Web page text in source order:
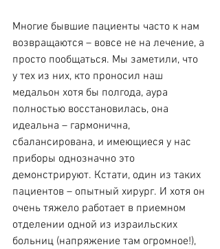
Многие бывшие пациенты часто к нам
возвращаются – вовсе не на лечение, а
просто пообщаться. Мы заметили, что
у тех из них, кто проносил наш
медальон хотя бы полгода, аура
полностью восстановилась, она
идеальна – гармонична,
сбалансирована, и имеющиеся у нас
приборы однозначно это
демонстрируют. Кстати, один из таких
пациентов – опытный хирург. И хотя он
очень тяжело работает в приемном
отделении одной из израильских
больниц (напряжение там огромное!),